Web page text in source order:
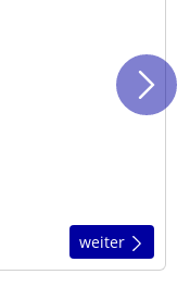
weiter